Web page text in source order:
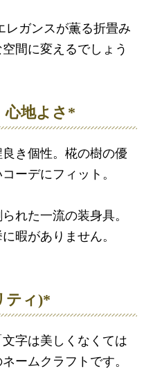
レガンスが薫る折畳み
間に変えるでしょう
心地よさ*
き個性。椛の樹の優
ーデにフィット。
れた一流の装身具。
暇がありません。
ティ)*
文字は美しくなくては
ームクラフトです。